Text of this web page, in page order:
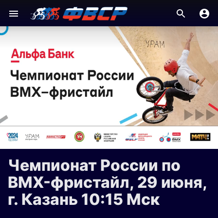
Чемпионат России по
BMX-фристайл, 29 июня,
г. Казань 10:15 Мск